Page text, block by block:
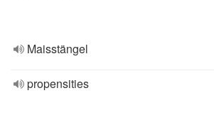
Maisstängel
propensities